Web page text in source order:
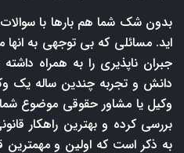
بدون شک شما هم بارها با
اید. مسائلی که بی توجهی به انها
جبران ناپذیری را به همراه
دانش و تجربه چندین ساله یک
وکیل یا مشاور حقوقی موضوع
بررسی کرده و بهترین راهکار
به ذکر است که اولین و